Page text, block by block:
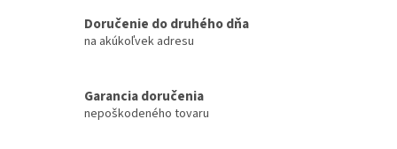
Doručenie do druhého dňa
na akúkoľvek adresu
Garancia doručenia
nepoškodeného tovaru